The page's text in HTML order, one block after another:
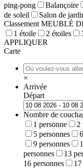
ping-pong
Balançoire
de soleil
Salon de
Classement MEUBLÉ
1 étoile
2 étoiles
APPLIQUER
Carte
×
Arrivée
Départ
Nombre de
1 personne
2
5 personnes
9 personnes
personnes
13
16 personnes
17